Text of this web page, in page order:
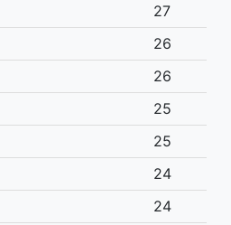
27
26
26
25
25
24
24